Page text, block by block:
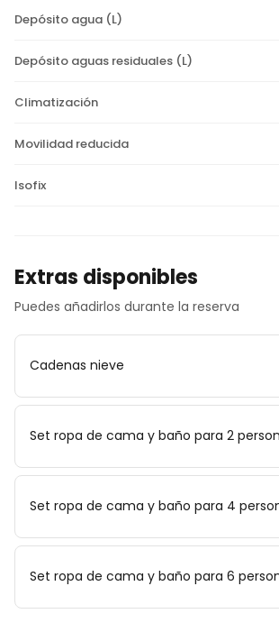
Depósito agua (L)
Depósito aguas residuales (L)
Climatización
Movilidad reducida
Isofix
Extras disponibles
Puedes añadirlos durante la reserva
Cadenas nieve
Set ropa de cama y baño para 2
Set ropa de cama y baño para 4
Set ropa de cama y baño para 6